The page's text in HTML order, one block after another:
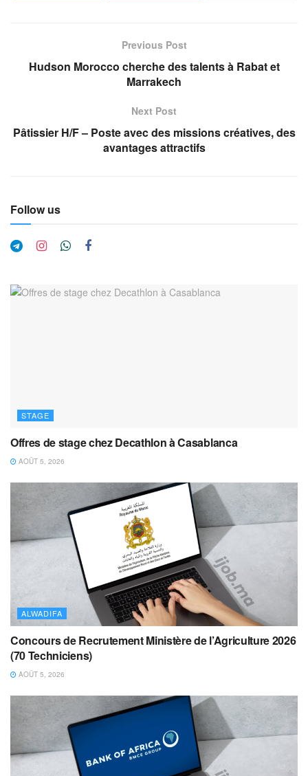
Previous Post
Hudson Morocco cherche des talents à Rabat et
Marrakech
Next Post
Pâtissier H/F – Poste avec des missions créatives, des
avantages attractifs
Follow us
STAGE
Offres de stage chez Decathlon à Casablanca
AOÛT 5, 2026
ALWADIFA
Concours de Recrutement Ministère de l’Agriculture 2026
(70 Techniciens)
AOÛT 5, 2026